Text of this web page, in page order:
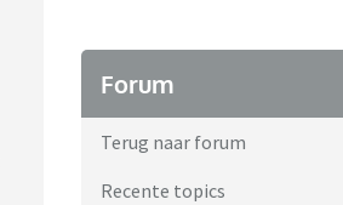
Forum
Terug naar forum
Recente topics